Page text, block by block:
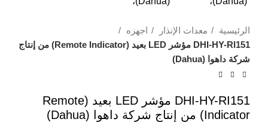
الرئيسية معدات الإنذار
اجهزه
DHI-HY-RI151 مؤشر LED بعيد (Remote Indicator) من إنتاج
شركة داهوا (Dahua)
DHI-HY-RI151 مؤشر LED بعيد (Remote
Indicator) من إنتاج شركة داهوا (Dahua)